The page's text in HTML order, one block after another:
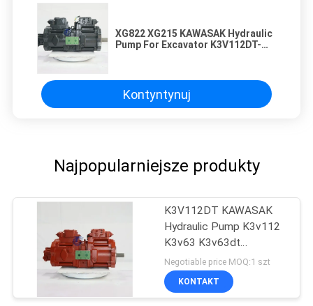
XG822 XG215 KAWASAK Hydraulic
Pump For Excavator K3V112DT-
Kontyntynuj
Najpopularniejsze produkty
K3V112DT KAWASAK
Hydraulic Pump K3v112
K3v63 K3v63dt
K3v112dt Do koparki
Negotiable price MOQ:1 szt
KONTAKT